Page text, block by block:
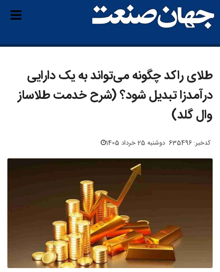
طلای راکد چگونه می‌تواند به یک دارایی
درآمدزا تبدیل شود؟ (شرح خدمت طلاساز
وال گلد)
کدخبر: 635496 دوشنبه 25 خرداد 1405